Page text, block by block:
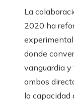
La
2020 ha
donde
vanguardia y
ambos
la capacidad